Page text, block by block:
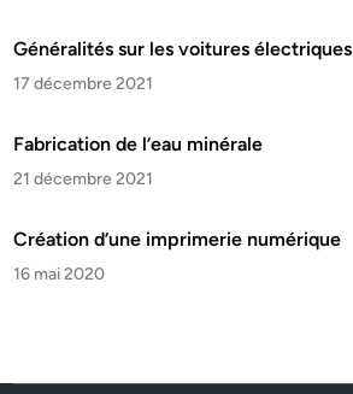
Généralités sur les voitures électriques
17 décembre 2021
Fabrication de l’eau minérale
21 décembre 2021
Création d’une imprimerie numérique
16 mai 2020